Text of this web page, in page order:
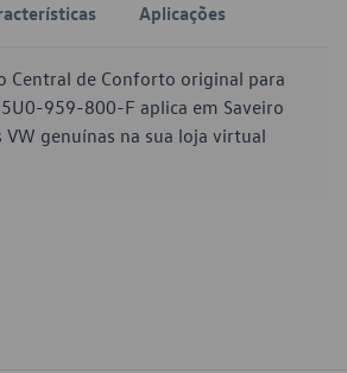
Aplicações
Central de Conforto original para
959-800-F aplica em Saveiro
VW genuínas na sua loja virtual